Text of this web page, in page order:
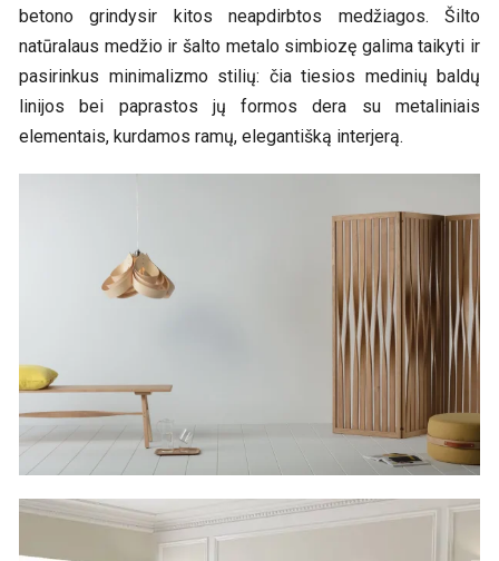
betono grindysir kitos neapdirbtos medžiagos. Šilto
natūralaus medžio ir šalto metalo simbiozę galima taikyti ir
pasirinkus minimalizmo stilių: čia tiesios medinių baldų
linijos bei paprastos jų formos dera su metaliniais
elementais, kurdamos ramų, elegantišką interjerą.